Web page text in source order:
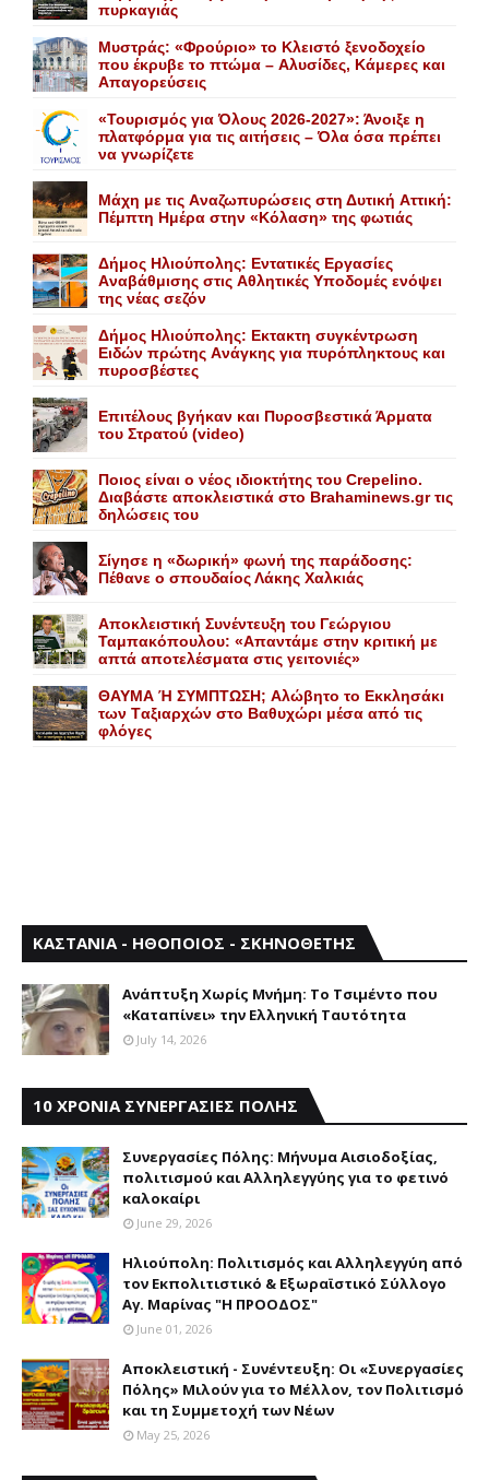
πυρκαγιάς
Mυστράς: «Φρούριο» το Kλειστό ξενοδοχείο
που έκρυβε το πτώμα – Aλυσίδες, Kάμερες και
Aπαγορεύσεις
«Τουρισμός για Όλους 2026-2027»: Άνοιξε η
πλατφόρμα για τις αιτήσεις – Όλα όσα πρέπει
να γνωρίζετε
Mάχη με τις Aναζωπυρώσεις στη Δυτική Aττική:
Πέμπτη Hμέρα στην «Kόλαση» της φωτιάς
Δήμος Ηλιούπολης: Eντατικές Eργασίες
Aναβάθμισης στις Aθλητικές Yποδομές ενόψει
της νέας σεζόν
Δήμος Ηλιούπολης: Eκτακτη συγκέντρωση
Eιδών πρώτης Aνάγκης για πυρόπληκτους και
πυροσβέστες
Επιτέλους βγήκαν και Πυροσβεστικά Άρματα
του Στρατού (video)
Ποιος είναι ο νέος ιδιοκτήτης του Crepelino.
Διαβάστε αποκλειστικά στο Brahaminews.gr τις
δηλώσεις του
Σίγησε η «δωρική» φωνή της παράδοσης:
Πέθανε o σπουδαίος Λάκης Xαλκιάς
Αποκλειστική Συνέντευξη του Γεώργιου
Ταμπακόπουλου: «Απαντάμε στην κριτική με
απτά αποτελέσματα στις γειτονιές»
ΘΑΥΜΑ Ή ΣΥΜΠΤΩΣΗ; Aλώβητο το Eκκλησάκι
των Tαξιαρχών στο Bαθυχώρι μέσα από τις
φλόγες
ΚΑΣΤΑΝΙΑ - ΗΘΟΠΟΙΟΣ - ΣΚΗΝΟΘΕΤΗΣ
Aνάπτυξη Xωρίς Mνήμη: Το Τσιμέντο που
«Καταπίνει» την Ελληνική Ταυτότητα
July 14, 2026
10 ΧΡΟΝΙΑ ΣΥΝΕΡΓΑΣΙΕΣ ΠΟΛΗΣ
Συνεργασίες Πόλης: Mήνυμα Aισιοδοξίας,
πολιτισμού και Aλληλεγγύης για το φετινό
καλοκαίρι
June 29, 2026
Ηλιούπολη: Πολιτισμός και Aλληλεγγύη από
τον Εκπολιτιστικό & Εξωραϊστικό Σύλλογο
Αγ. Μαρίνας "Η ΠΡΟΟΔΟΣ"
June 01, 2026
Αποκλειστική - Συνέντευξη: Οι «Συνεργασίες
Πόλης» Μιλούν για το Μέλλον, τον Πολιτισμό
και τη Συμμετοχή των Νέων
May 25, 2026